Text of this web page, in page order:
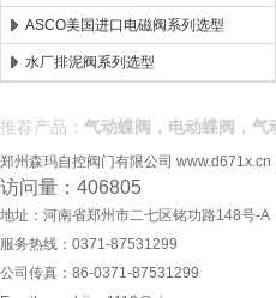
ASCO美国进口电磁阀系列选型
水厂排泥阀系列选型
推荐产品： 气动蝶阀，电动蝶阀，
郑州森玛自控阀门有限公司 www.d671x.cn
访问量：406805
地址：河南省郑州市二七区铭功路148号-A
服务热线：0371-87531299
公司传真：86-0371-87531299